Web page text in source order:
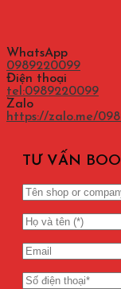
WhatsApp
0989220099
Điện thoại
tel:0989220099
Zalo
https://zalo.me/
TƯ VẤN